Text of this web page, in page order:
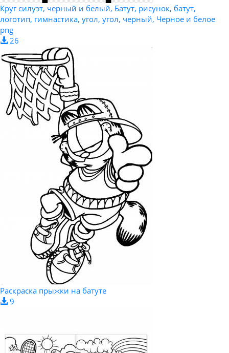
Круг силуэт, черный и белый, Батут, рисунок, батут,
логотип, гимнастика, угол, угол, черный, Черное и белое
png
26
Раскраска прыжки на батуте
9